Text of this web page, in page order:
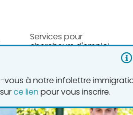
vous à notre infolettre
ce lien pour vous inscrire.
Services pour
chercheurs d'emploi